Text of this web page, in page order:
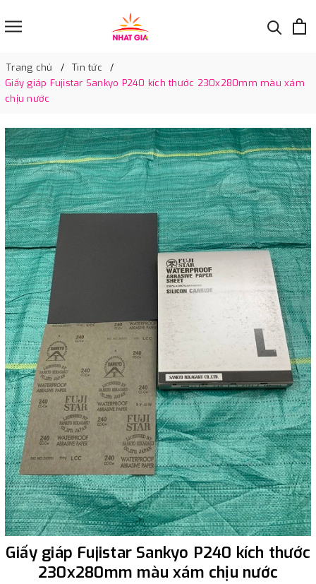
Trang chủ
Tin tức
Giấy giáp Fujistar Sankyo P240 kích thước 230x280mm màu xám
chịu nước
Giấy giáp Fujistar Sankyo P240 kích thước
230x280mm màu xám chịu nước